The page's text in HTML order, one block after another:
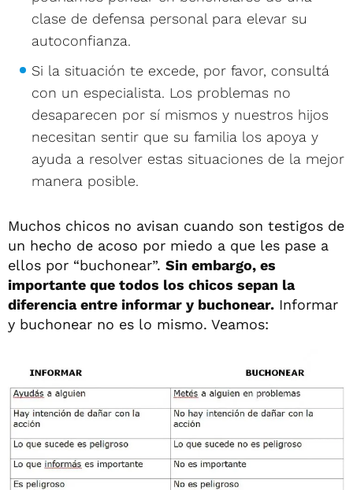
clase de defensa personal para elevar su
autoconfianza.
Si la situación te excede, por favor, consultá
con un especialista. Los problemas no
desaparecen por sí mismos y nuestros hijos
necesitan sentir que su familia los apoya y
ayuda a resolver estas situaciones de la mejor
manera posible.
Muchos chicos no avisan cuando son testigos de
un hecho de acoso por miedo a que les pase a
ellos por “buchonear”. Sin embargo, es
importante que todos los chicos sepan la
diferencia entre informar y buchonear. Informar
y buchonear no es lo mismo. Veamos: